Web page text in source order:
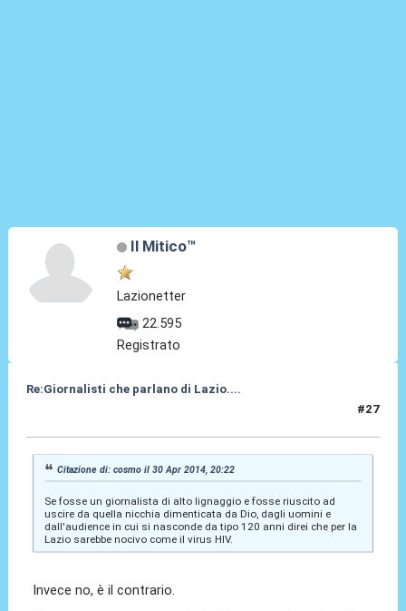
Il Mitico™
Lazionetter
22.595
Registrato
Re:Giornalisti che parlano di Lazio....
#27
Citazione di: cosmo il 30 Apr 2014, 20:22
Se fosse un giornalista di alto lignaggio e fosse riuscito ad
uscire da quella nicchia dimenticata da Dio, dagli uomini e
dall'audience in cui si nasconde da tipo 120 anni direi che per la
Lazio sarebbe nocivo come il virus HIV.
Invece no, è il contrario.